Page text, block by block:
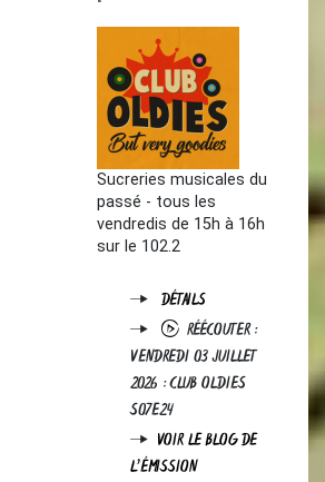
Sucreries musicales du
passé - tous les
vendredis de 15h à 16h
sur le 102.2
DÉTAILS
RÉÉCOUTER :
VENDREDI 03 JUILLET
2026 : CLUB OLDIES
S07E24
VOIR LE BLOG DE
L'ÉMISSION